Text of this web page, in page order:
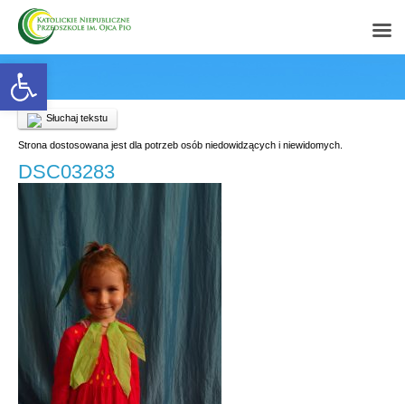
Open toolbar
Słuchaj tekstu
Strona dostosowana jest dla potrzeb osób niedowidzących i niewidomych.
DSC03283